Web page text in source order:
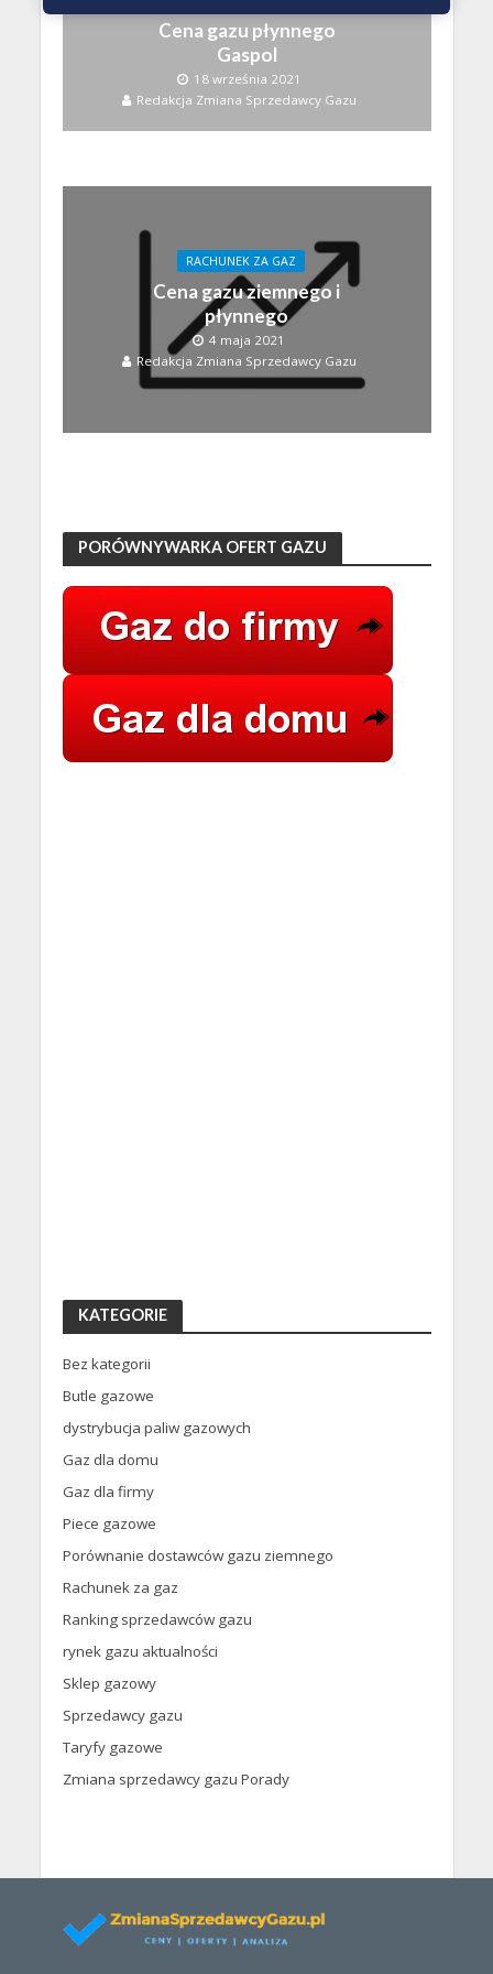
Cena gazu płynnego
Gaspol
18 września 2021
Redakcja Zmiana Sprzedawcy Gazu
RACHUNEK ZA GAZ
Cena gazu ziemnego i
płynnego
4 maja 2021
Redakcja Zmiana Sprzedawcy Gazu
PORÓWNYWARKA OFERT GAZU
KATEGORIE
Bez kategorii
Butle gazowe
dystrybucja paliw gazowych
Gaz dla domu
Gaz dla firmy
Piece gazowe
Porównanie dostawców gazu ziemnego
Rachunek za gaz
Ranking sprzedawców gazu
rynek gazu aktualności
Sklep gazowy
Sprzedawcy gazu
Taryfy gazowe
Zmiana sprzedawcy gazu Porady